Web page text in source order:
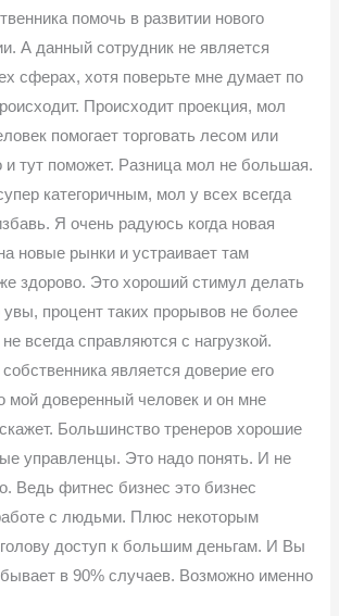
помочь в развитии нового
А данный сотрудник не является
сферах, хотя поверьте мне думает по
Происходит проекция, мол
помогает торговать лесом или
и тут поможет. Разница мол не большая.
категоричным, мол у всех всегда
Я очень радуюсь когда новая
новые рынки и устраивает там
здорово. Это хороший стимул делать
увы, процент таких прорывов не более
всегда справляются с нагрузкой.
является доверие его
мой доверенный человек и он мне
Большинство тренеров хорошие
управленцы. Это надо понять. И не
Ведь фитнес бизнес это бизнес
с людьми. Плюс некоторым
доступ к большим деньгам. И Вы
бывает в 90% случаев. Возможно именно